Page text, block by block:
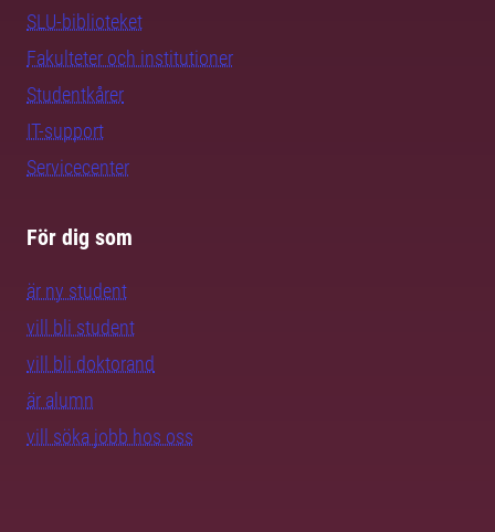
SLU-biblioteket
Fakulteter och institutioner
Studentkårer
IT-support
Servicecenter
För dig som
är ny student
vill bli student
vill bli doktorand
är alumn
vill söka jobb hos oss